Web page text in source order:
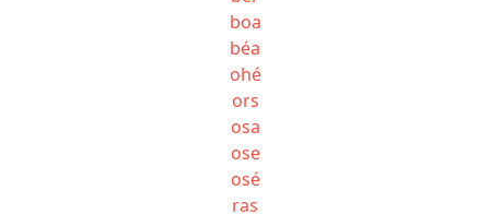
boa
béa
ohé
ors
osa
ose
osé
ras